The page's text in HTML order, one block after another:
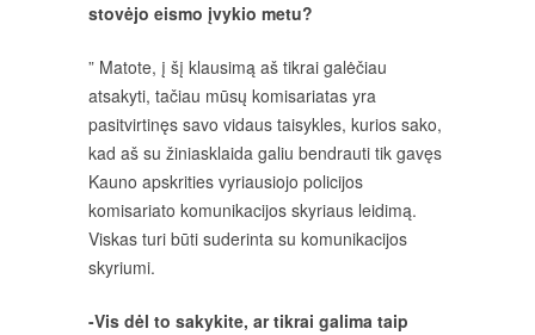
stovėjo eismo įvykio metu?
” Matote, į šį klausimą aš tikrai galėčiau
atsakyti, tačiau mūsų komisariatas yra
pasitvirtinęs savo vidaus taisykles, kurios sako,
kad aš su žiniasklaida galiu bendrauti tik gavęs
Kauno apskrities vyriausiojo policijos
komisariato komunikacijos skyriaus leidimą.
Viskas turi būti suderinta su komunikacijos
skyriumi.
-Vis dėl to sakykite, ar tikrai galima taip